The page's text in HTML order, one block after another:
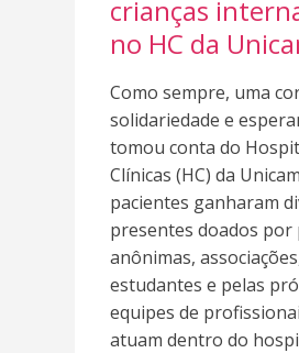
crianças
no HC da
Como sempre, uma
solidariedade e
tomou conta do
Clínicas (HC) da
pacientes ganharam
presentes doados por
anônimas,
estudantes e pelas
equipes de
atuam dentro do